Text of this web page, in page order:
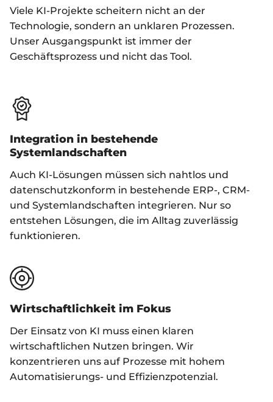
Viele KI-Projekte scheitern nicht an der
Technologie, sondern an unklaren Prozessen.
Unser Ausgangspunkt ist immer der
Geschäftsprozess und nicht das Tool.
Integration in bestehende
Systemlandschaften
Auch KI-Lösungen müssen sich nahtlos und
datenschutzkonform in bestehende ERP-, CRM-
und Systemlandschaften integrieren. Nur so
entstehen Lösungen, die im Alltag zuverlässig
funktionieren.
Wirtschaftlichkeit im Fokus
Der Einsatz von KI muss einen klaren
wirtschaftlichen Nutzen bringen. Wir
konzentrieren uns auf Prozesse mit hohem
Automatisierungs- und Effizienzpotenzial.